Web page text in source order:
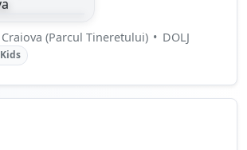
Craiova (Parcul Tineretului) • DOLJ
Kids